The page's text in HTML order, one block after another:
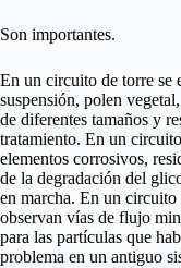
Son importantes.
En un circuito de torre se
suspensión, polen
de diferentes tamaños y
tratamiento. En un
elementos corrosivos,
de la degradación del
en marcha. En un
observan vías de flujo
para las partículas que
problema en un antiguo